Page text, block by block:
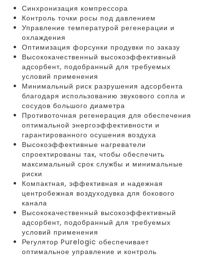
Синхронизация компрессора
Контроль точки росы под давлением
Управление температурой регенерации и
охлаждения
Оптимизация форсунки продувки по заказу
Высококачественный высокоэффективный
адсорбент, подобранный для требуемых
условий применения
Минимальный риск разрушения адсорбента
благодаря использованию звукового сопла и
сосудов большого диаметра
Противоточная регенерация для обеспечения
оптимальной энергоэффективности и
гарантированного осушения воздуха
Высокоэффективные нагреватели
спроектированы так, чтобы обеспечить
максимальный срок службы и минимальные
риски
Компактная, эффективная и надежная
центробежная воздуходувка для бокового
канала
Высококачественный высокоэффективный
адсорбент, подобранный для требуемых
условий применения
Регулятор Purelogic обеспечивает
оптимальное управление и контроль